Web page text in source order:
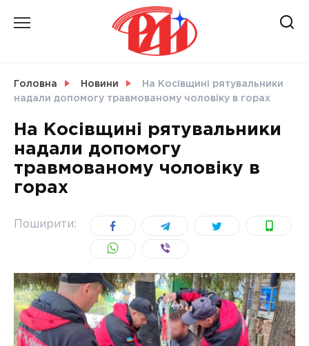
УКРАЇНА
Головна Новини
На Косівщині рятувальники
надали допомогу травмованому чоловіку в горах
На Косівщині рятувальники
надали допомогу
травмованому чоловіку в
горах
Поширити: